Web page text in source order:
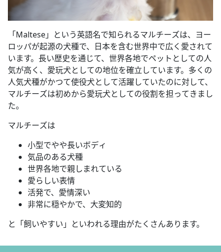
「Maltese」という英語名で知られるマルチーズは、ヨー
ロッパが起源の犬種で、日本を含む世界中で広く愛されて
います。長い歴史を通じて、世界各地でペットとしての人
気が高く、愛玩犬としての地位を確立しています。多くの
人気犬種がかつて使役犬として活躍していたのに対して、
マルチーズは初めから愛玩犬としての役割を担ってきまし
た。
マルチーズは
小型でやや長いボディ
気品のある犬種
世界各地で親しまれている
愛らしい表情
活発で、愛情深い
非常に穏やかで、大変知的
と「飼いやすい」といわれる理由がたくさんあります。